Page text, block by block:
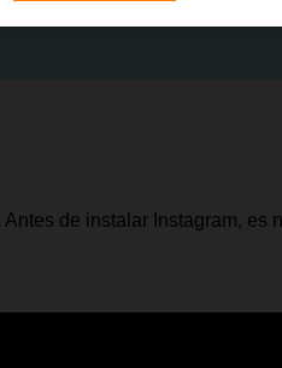
de instalar Instagram, es